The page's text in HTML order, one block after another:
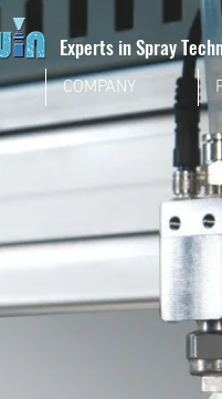
Experts in Spray
COMPANY